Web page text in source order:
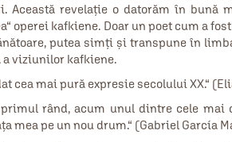
Această revelație o datorăm în bună
operei kafkiene. Doar un poet cum a
putea simți și transpune în
viziunilor kafkiene.
cea mai pură expresie secolului XX.“
primul rând, acum unul dintre cele
mea pe un nou drum.“ (Gabriel García